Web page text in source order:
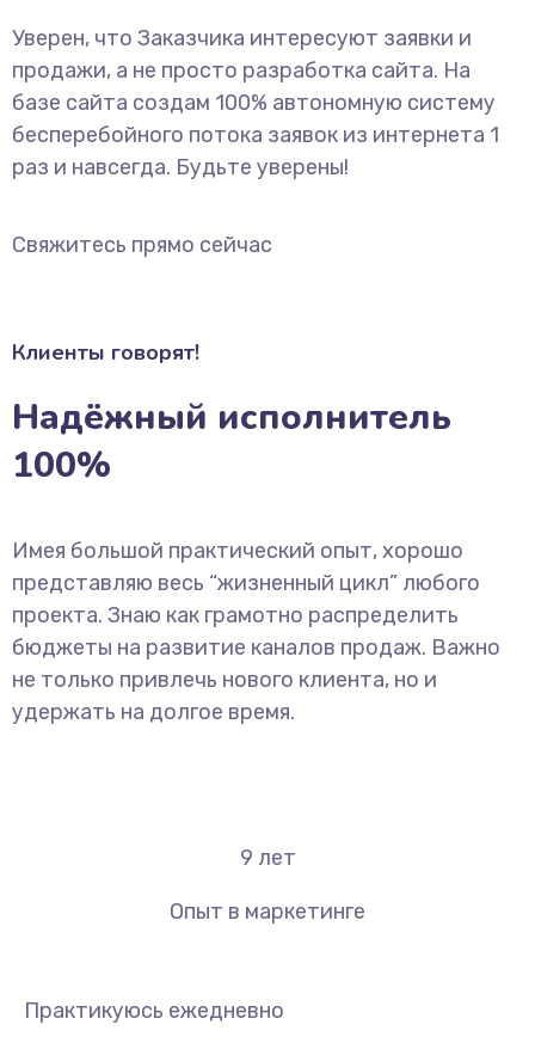
Уверен, что Заказчика интересуют заявки и
продажи, а не просто разработка сайта. На
базе сайта создам 100% автономную систему
бесперебойного потока заявок из интернета 1
раз и навсегда. Будьте уверены!
Свяжитесь прямо сейчас
Клиенты говорят!
Надёжный исполнитель
100%
Имея большой практический опыт, хорошо
представляю весь “жизненный цикл” любого
проекта. Знаю как грамотно распределить
бюджеты на развитие каналов продаж. Важно
не только привлечь нового клиента, но и
удержать на долгое время.
9 лет
Опыт в маркетинге
Практикуюсь ежедневно